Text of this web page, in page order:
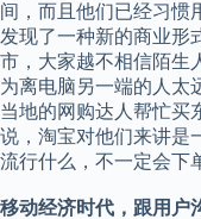
间，而且他们已经习惯
发现了一种新的商业形
市，大家越不相信陌生
为离电脑另一端的人太
当地的网购达人帮忙买
说，淘宝对他们来讲是
流行什么，不一定会下
移动经济时代，跟用户